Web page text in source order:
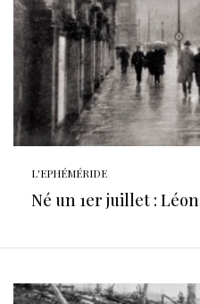
L'EPHÉMÉRIDE
Né un 1er juillet :